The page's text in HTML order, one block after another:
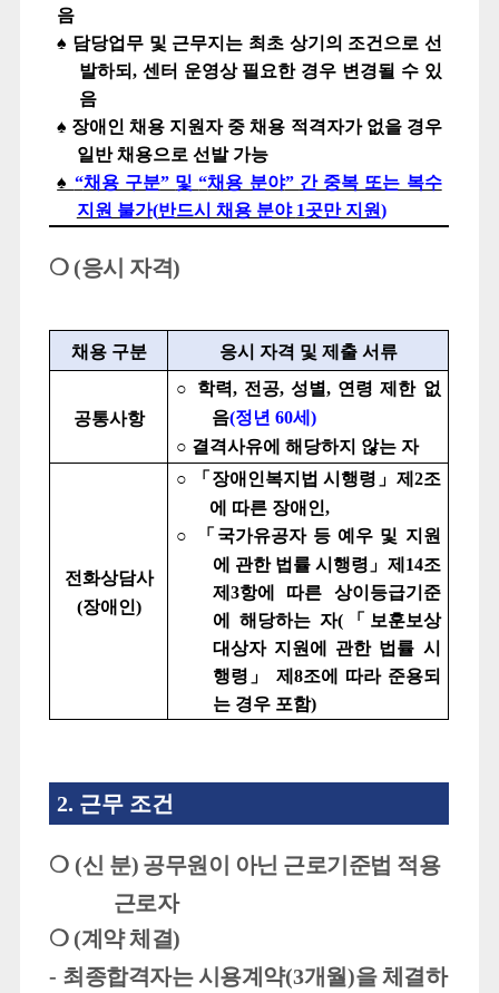
음
♠ 담당업무 및 근무지는 최초 상기의 조건으로 선
발하되, 센터 운영상 필요한 경우 변경될 수 있
음
♠ 장애인 채용 지원자 중 채용 적격자가 없을 경우
일반 채용으로 선발 가능
♠ “채용 구분” 및“채용 분야” 간 중복 또는 복수
지원 불가(반드시 채용 분야 1곳만 지원)
❍ (응시 자격)
채용 구분 응시 자격 및 제출 서류
공통사항
○ 학력, 전공, 성별, 연령 제한 없
음(정년60세)
○ 결격사유에 해당하지 않는 자
전화상담사
(장애인)
○ 「 장애인복지법 시행령 」 제 2조
에 따른 장애인,
○ 「 국가유공자 등 예우 및 지원
에 관한 법률 시행령 」 제 14조
제 3항에 따른 상이등급기준
에 해당하는 자(「 보훈보상
대상자 지원에 관한 법률 시
행령 」제8조에 따라 준용되
는 경우 포함)
2. 근무 조건
❍ (신 분) 공무원이 아닌 근로기준법 적용
근로자
❍ (계약 체결)
- 최종합격자는 시용계약(3개월)을 체결하